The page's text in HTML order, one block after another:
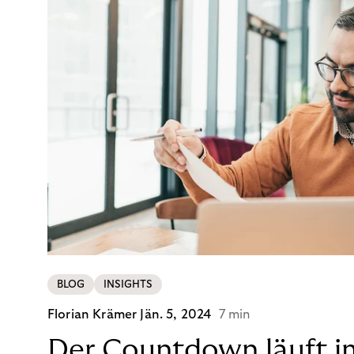
BLOG INSIGHTS
Florian Krämer Jän. 5, 2024 7 min